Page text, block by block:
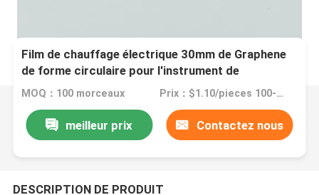
Film de chauffage électrique 30mm de Graphene
de forme circulaire pour l'instrument de
Moxibustion
MOQ：100 morceaux Prix：$1.10/pieces 100-199 pieces
meilleur prix Contactez nous
DESCRIPTION DE PRODUIT